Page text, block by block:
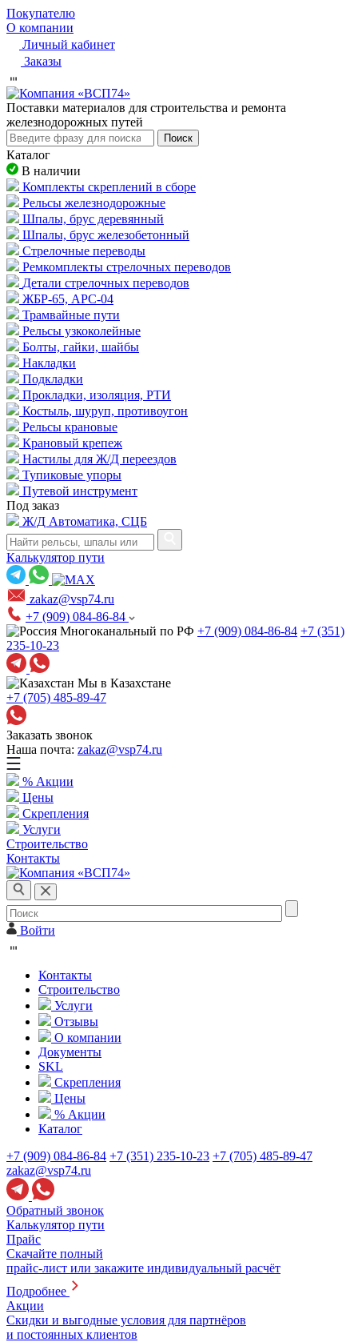
Покупателю
О компании
Личный кабинет
Заказы
Пocтaвки мaтepиaлoв для cтpoитeльcтвa и peмoнтa
жeлeзнoдopoжныx путeй
Поиск
Каталог
В наличии
Комплекты скреплений в сборе
Рельсы железнодорожные
Шпалы, брус деревянный
Шпалы, брус железобетонный
Стрелочные переводы
Ремкомплекты стрелочных переводов
Детали стрелочных переводов
ЖБР-65, АРС-04
Трамвайные пути
Рельсы узкоколейные
Болты, гайки, шайбы
Накладки
Подкладки
Прокладки, изоляция, РТИ
Костыль, шуруп, противоугон
Рельсы крановые
Крановый крепеж
Настилы для Ж/Д переездов
Тупиковые упоры
Путевой инструмент
Под заказ
Ж/Д Автоматика, СЦБ
Калькулятор пути
zakaz@vsp74.ru
+7 (909) 084-86-84
Многоканальный по РФ +7 (909) 084-86-84 +7 (351)
235-10-23
Мы в Казахстане
+7 (705) 485-89-47
Заказать звонок
Наша почта: zakaz@vsp74.ru
% Акции
Цены
Скрепления
Услуги
Строительство
Контакты
Войти
Контакты
Строительство
Услуги
Отзывы
О компании
Документы
SKL
Скрепления
Цены
% Акции
Каталог
+7 (909) 084-86-84 +7 (351) 235-10-23 +7 (705) 485-89-47
zakaz@vsp74.ru
Обратный звонок
Калькулятор пути
Прайс
Скачайте полный
прайс-лист или закажите индивидуальный расчёт
Подробнее
Акции
Скидки и выгодные условия для партнёров
и постоянных клиентов